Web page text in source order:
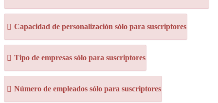
Capacidad de personalización sólo para suscriptores
Tipo de empresas sólo para suscriptores
Número de empleados sólo para suscriptores